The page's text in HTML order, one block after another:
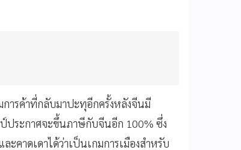
การค้าที่กลับมาปะทุอีกครั้งหลังจีนมี
ป์ประกาศจะขึ้นภาษีกับจีนอีก 100% ซึ่ง
คาดเดาได้ว่าเป็นเกมการเมืองสำหรับ